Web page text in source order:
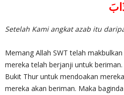
Setelah Kami angkat azab itu
Memang Allah SWT telah
mereka telah berjanji untuk
Bukit Thur untuk mendoakan
mereka akan beriman. Maka